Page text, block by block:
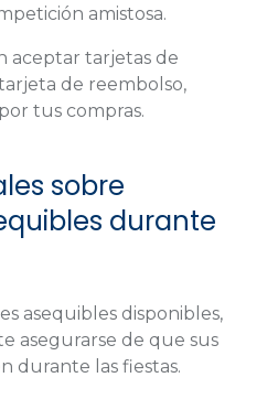
amistosa.
aceptar tarjetas de
de reembolso,
tus compras.
sobre
durante
asequibles disponibles,
asegurarse de que sus
durante las fiestas.